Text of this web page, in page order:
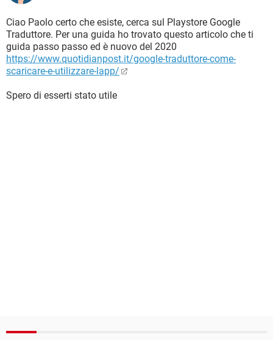
Ciao Paolo certo che esiste, cerca sul Playstore Google
Traduttore. Per una guida ho trovato questo articolo che ti
guida passo passo ed è nuovo del 2020
https://www.quotidianpost.it/google-traduttore-come-
scaricare-e-utilizzare-lapp/
Spero di esserti stato utile